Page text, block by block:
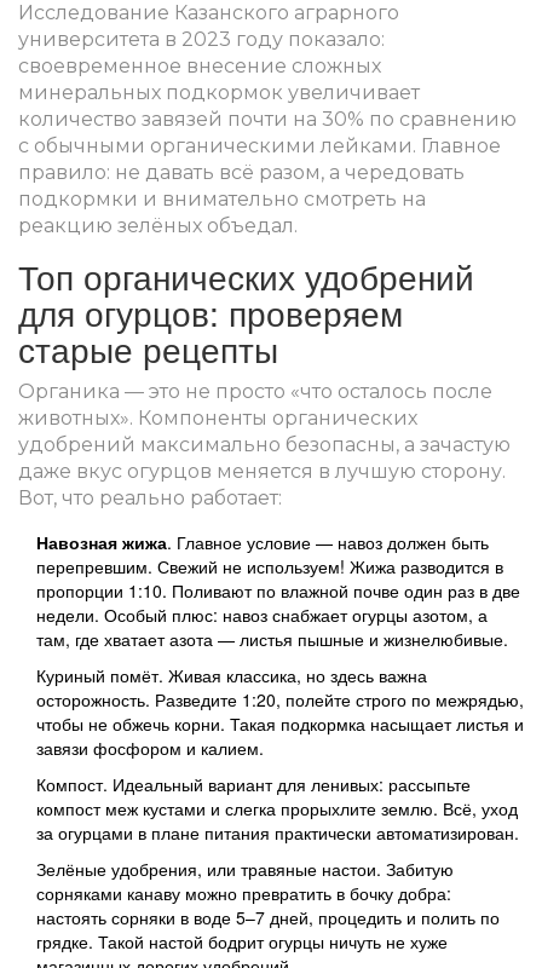
Исследование Казанского аграрного
университета в 2023 году показало:
своевременное внесение сложных
минеральных подкормок увеличивает
количество завязей почти на 30% по сравнению
с обычными органическими лейками. Главное
правило: не давать всё разом, а чередовать
подкормки и внимательно смотреть на
реакцию зелёных объедал.
Топ органических удобрений
для огурцов: проверяем
старые рецепты
Органика — это не просто «что осталось после
животных». Компоненты органических
удобрений максимально безопасны, а зачастую
даже вкус огурцов меняется в лучшую сторону.
Вот, что реально работает:
Навозная жижа. Главное условие — навоз должен быть
перепревшим. Свежий не используем! Жижа разводится в
пропорции 1:10. Поливают по влажной почве один раз в две
недели. Особый плюс: навоз снабжает огурцы азотом, а
там, где хватает азота — листья пышные и жизнелюбивые.
Куриный помёт. Живая классика, но здесь важна
осторожность. Разведите 1:20, полейте строго по межрядью,
чтобы не обжечь корни. Такая подкормка насыщает листья и
завязи фосфором и калием.
Компост. Идеальный вариант для ленивых: рассыпьте
компост меж кустами и слегка прорыхлите землю. Всё, уход
за огурцами в плане питания практически автоматизирован.
Зелёные удобрения, или травяные настои. Забитую
сорняками канаву можно превратить в бочку добра:
настоять сорняки в воде 5–7 дней, процедить и полить по
грядке. Такой настой бодрит огурцы ничуть не хуже